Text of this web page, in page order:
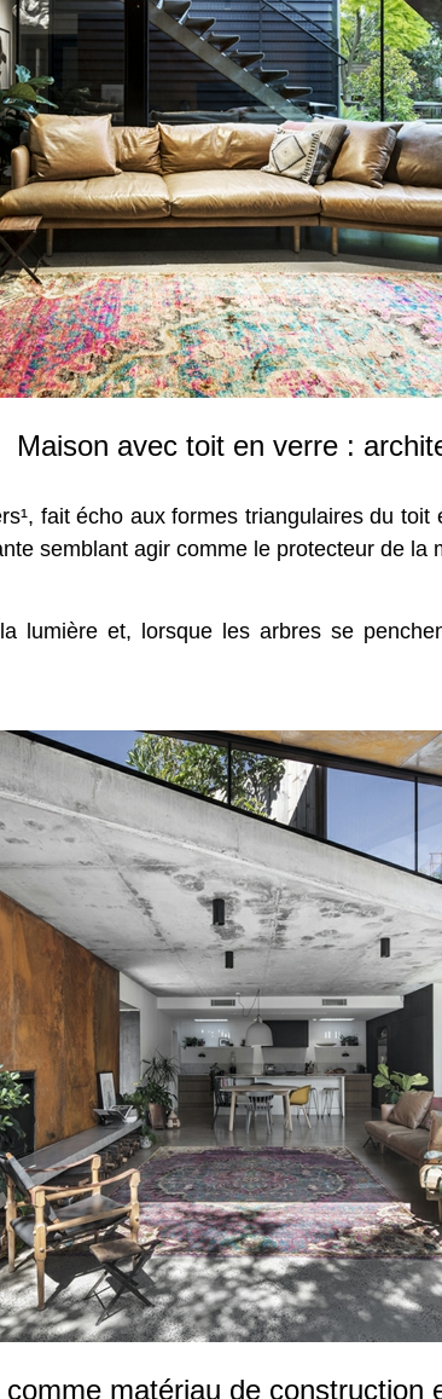
Maison avec toit en verre :
fait écho aux formes triangulaires du
semblant agir comme le protecteur de la
lumière et, lorsque les arbres se
matériau de construction